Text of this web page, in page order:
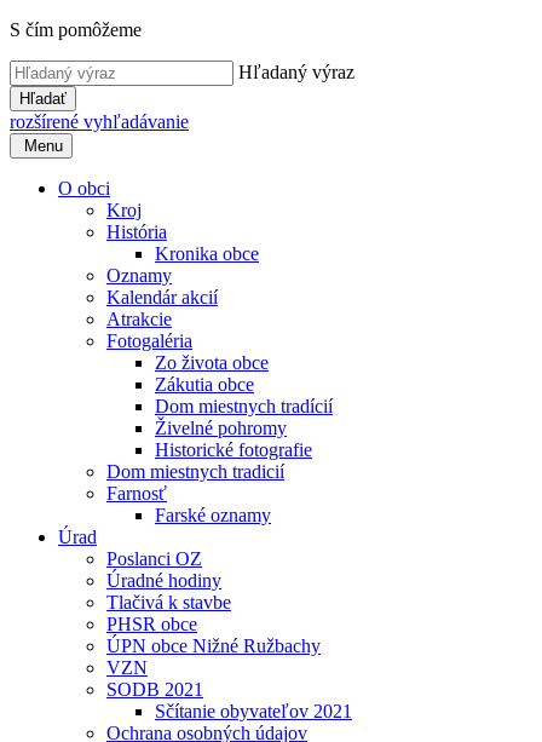
S čím pomôžeme
Hľadaný výraz
Hľadať
rozšírené vyhľadávanie
Menu
O obci
Kroj
História
Kronika obce
Oznamy
Kalendár akcií
Atrakcie
Fotogaléria
Zo života obce
Zákutia obce
Dom miestnych tradícií
Živelné pohromy
Historické fotografie
Dom miestnych tradicií
Farnosť
Farské oznamy
Úrad
Poslanci OZ
Úradné hodiny
Tlačivá k stavbe
PHSR obce
ÚPN obce Nižné Ružbachy
VZN
SODB 2021
Sčítanie obyvateľov 2021
Ochrana osobných údajov